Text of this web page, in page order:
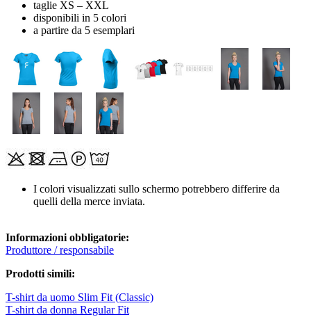
taglie XS – XXL
disponibili in 5 colori
a partire da 5 esemplari
I colori visualizzati sullo schermo potrebbero differire da
quelli della merce inviata.
Informazioni obbligatorie:
Produttore / responsabile
Prodotti simili:
T-shirt da uomo Slim Fit (Classic)
T-shirt da donna Regular Fit